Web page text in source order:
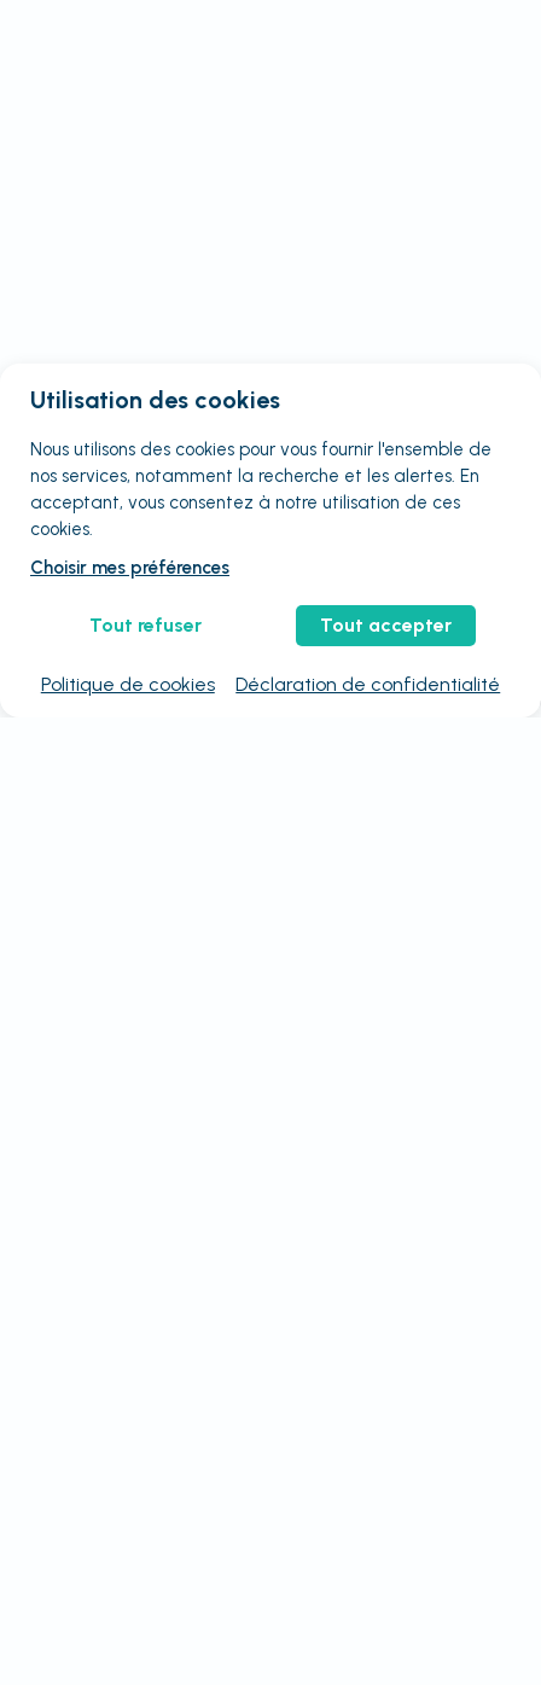
Utilisation des cookies
Nous utilisons des cookies pour vous fournir l'ensemble de
nos services, notamment la recherche et les alertes. En
acceptant, vous consentez à notre utilisation de ces
cookies.
Choisir mes préférences
Tout refuser Tout accepter
Politique de cookies Déclaration de confidentialité